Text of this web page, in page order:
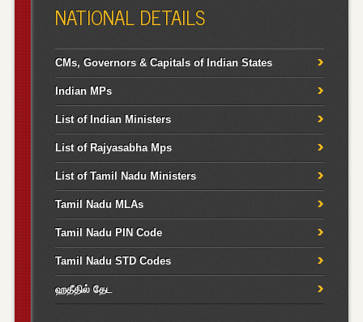
NATIONAL DETAILS
CMs, Governors & Capitals of Indian States
Indian MPs
List of Indian Ministers
List of Rajyasabha Mps
List of Tamil Nadu Ministers
Tamil Nadu MLAs
Tamil Nadu PIN Code
Tamil Nadu STD Codes
ஹதீதில் தேட